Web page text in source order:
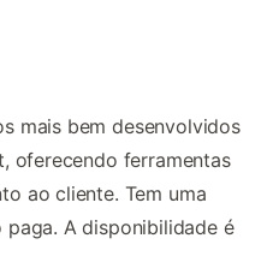
mais bem desenvolvidos
oferecendo ferramentas
ao cliente. Tem uma
A disponibilidade é